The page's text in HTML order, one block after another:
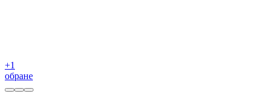
+1
обране